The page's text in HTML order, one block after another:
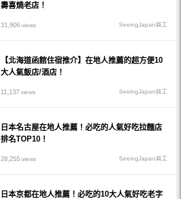
壽喜燒老店！
31,906views SeeingJapan員工
【北海道函館住宿推介】在地人推薦的超方便10
大人氣飯店/酒店！
11,137views SeeingJapan員工
日本名古屋在地人推薦！必吃的人氣好吃拉麵店
排名TOP10！
28,255views SeeingJapan員工
日本京都在地人推薦！必吃的10大人氣好吃老字